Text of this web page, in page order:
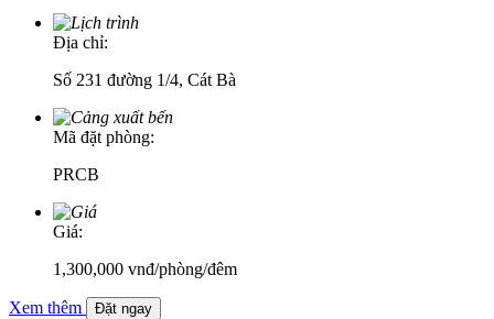
Địa chỉ:
Số 231 đường 1/4, Cát Bà
Mã đặt phòng:
PRCB
Giá:
1,300,000 vnđ/phòng/đêm
Xem thêm Đặt ngay